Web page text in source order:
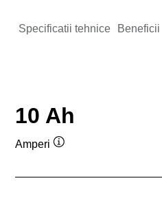
Specificatii tehnice Beneficii
10 Ah
Amperi